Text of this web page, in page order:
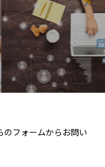
のフォームからお問い